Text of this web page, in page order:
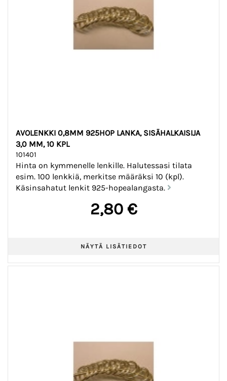
AVOLENKKI 0,8MM 925HOP LANKA, SISÄHALKAISIJA
3,0 MM, 10 KPL
101401
Hinta on kymmenelle lenkille. Halutessasi tilata
esim. 100 lenkkiä, merkitse määräksi 10 (kpl).
Käsinsahatut lenkit 925-hopealangasta.
2,80 €